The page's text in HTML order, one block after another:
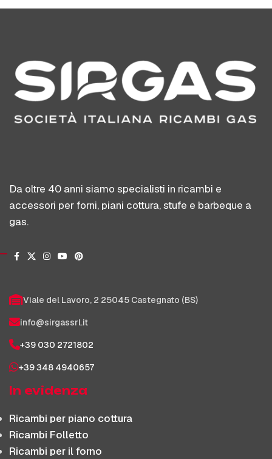
Da oltre 40 anni siamo specialisti in ricambi e
accessori per forni, piani cottura, stufe e barbeque a
gas.
Viale del Lavoro, 2 25045 Castegnato (BS)
info@sirgassrl.it
+39 030 2721802
+39 348 4940657
In evidenza
Ricambi per piano cottura
Ricambi Folletto
Ricambi per il forno